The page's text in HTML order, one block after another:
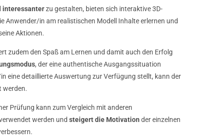
interessanterzu gestalten, bieten sich interaktive 3D-
Anwender/in am realistischen Modell Inhalte erlernen und
Aktionen.
zudem den Spaß am Lernen und damit auch den Erfolg
, der eine authentische Ausgangssituation
eine detaillierte Auswertung zur Verfügung stellt, kann der
werden.
Prüfung kann zum Vergleich mit anderen
werden und steigert die Motivation der einzelnen